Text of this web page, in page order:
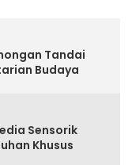
Tandai
Budaya
Sensorik
Khusus